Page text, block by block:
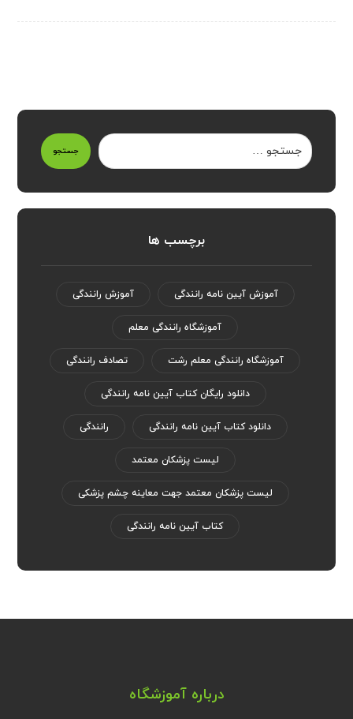
جستجو
برچسب ها
آموزش آیین نامه رانندگی آموزش رانندگی
آموزشگاه رانندگی معلم
آموزشگاه رانندگی معلم رشت تصادف رانندگی
دانلود رایگان کتاب آیین نامه رانندگی
دانلود کتاب آیین نامه رانندگی رانندگی
لیست پزشکان معتمد
لیست پزشکان معتمد جهت معاینه چشم پزشکی
کتاب آیین نامه رانندگی
درباره آموزشگاه